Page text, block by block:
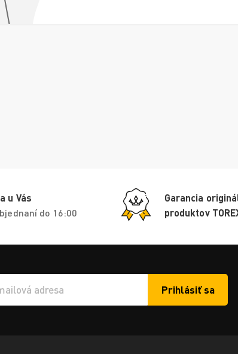
u Vás
do 16:00
Garancia
produktov
k odběru Prihlásiť sa